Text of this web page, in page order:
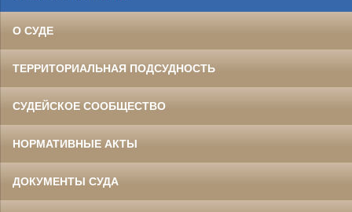
О СУДЕ
ТЕРРИТОРИАЛЬНАЯ ПОДСУДНОСТЬ
СУДЕЙСКОЕ СООБЩЕСТВО
НОРМАТИВНЫЕ АКТЫ
ДОКУМЕНТЫ СУДА